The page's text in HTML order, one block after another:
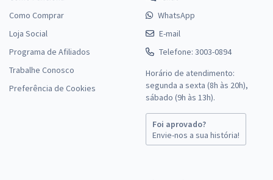
Como Comprar
Loja Social
Programa de Afiliados
Trabalhe Conosco
Preferência de Cookies
WhatsApp
E-mail
Telefone: 3003-0894
Horário de atendimento:
segunda a sexta (8h às 20h),
sábado (9h às 13h).
Foi aprovado?
Envie-nos a sua história!